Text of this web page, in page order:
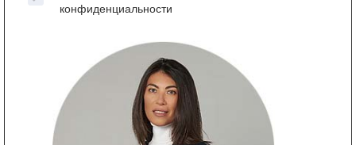
конфиденциальности